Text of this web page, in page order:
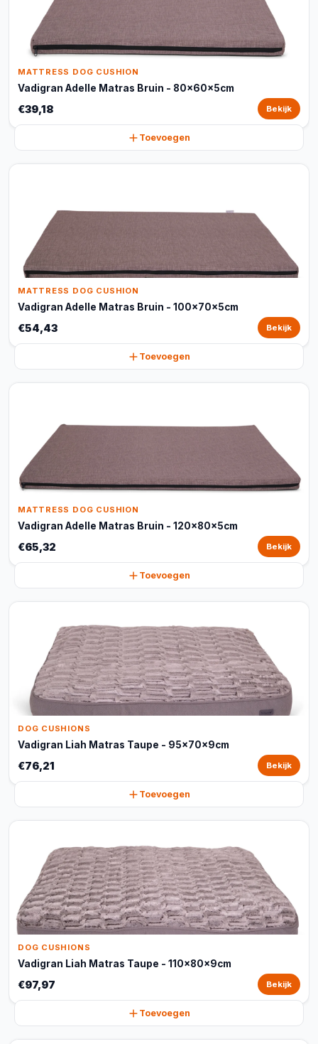
MATTRESS DOG CUSHION
Vadigran Adelle Matras Bruin - 80x60x5cm
€39,18 Bekijk
Toevoegen
MATTRESS DOG CUSHION
Vadigran Adelle Matras Bruin - 100x70x5cm
€54,43 Bekijk
Toevoegen
MATTRESS DOG CUSHION
Vadigran Adelle Matras Bruin - 120x80x5cm
€65,32 Bekijk
Toevoegen
DOG CUSHIONS
Vadigran Liah Matras Taupe - 95x70x9cm
€76,21 Bekijk
Toevoegen
DOG CUSHIONS
Vadigran Liah Matras Taupe - 110x80x9cm
€97,97 Bekijk
Toevoegen